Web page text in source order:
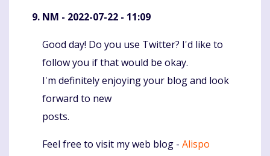
NM - 2022-07-22 - 11:09
Komentaras
Good day! Do you use Twitter? I'd like to
follow you if that would be okay.
I'm definitely enjoying your blog and look
forward to new
posts.
Feel free to visit my web blog - Alispo